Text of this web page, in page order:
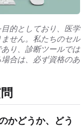
的としており、医学
せん。私たちのセル
り、診断ツールでは
合は、必ず資格のあ
かどうか、どう